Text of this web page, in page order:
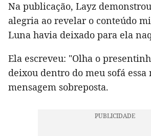
Na publicação, Layz
alegria ao revelar o conteúdo
Luna havia deixado para ela
Ela escreveu: "Olha o
deixou dentro do meu sofá essa
mensagem sobreposta.